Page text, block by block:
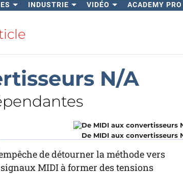
INDUSTRIE VIDÉO ACADEMY PRO
N/A
De MIDI aux convertisseurs
de détourner la méthode vers
MIDI à former des tensions